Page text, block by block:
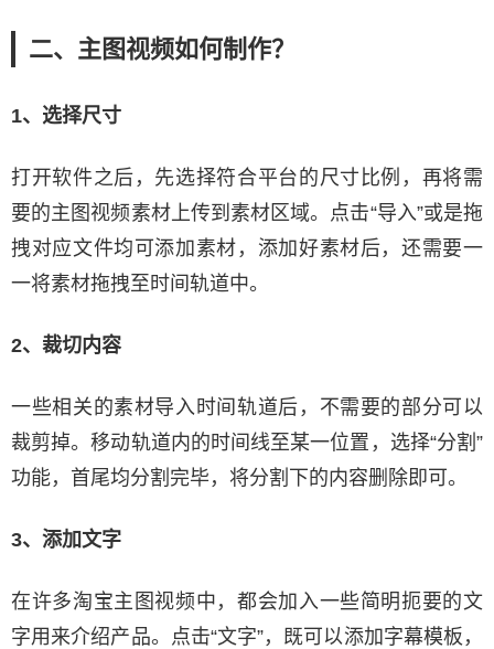
二、主图视频如何制作？
1、选择尺寸
打开软件之后，先选择符合平台的尺寸比例，再将需
要的主图视频素材上传到素材区域。点击“导入”或是拖
拽对应文件均可添加素材，添加好素材后，还需要一
一将素材拖拽至时间轨道中。
2、裁切内容
一些相关的素材导入时间轨道后，不需要的部分可以
裁剪掉。移动轨道内的时间线至某一位置，选择“分割”
功能，首尾均分割完毕，将分割下的内容删除即可。
3、添加文字
在许多淘宝主图视频中，都会加入一些简明扼要的文
字用来介绍产品。点击“文字”，既可以添加字幕模板，